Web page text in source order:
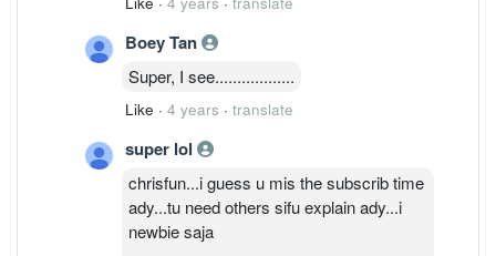
Boey Tan
Super, I see..................
Like · 4 years · translate
super lol
chrisfun...i guess u mis the subscrib time
ady...tu need others sifu explain ady...i
newbie saja